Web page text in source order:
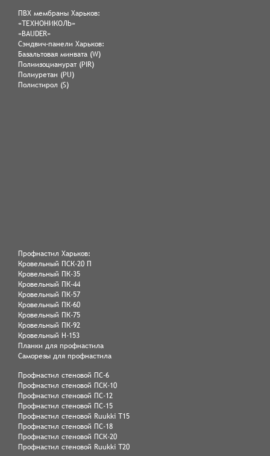
ПВХ мембраны Харьков:
«ТЕХНОНИКОЛЬ»
«BAUDER»
Сэндвич-панели Харьков:
Базальтовая минвата (W)
Полиизоцианурат (PIR)
Полиуретан (PU)
Полистирол (S)
Профнастил Харьков:
Кровельный ПСК-20 П
Кровельный ПК-35
Кровельный ПК-44
Кровельный ПК-57
Кровельный ПК-60
Кровельный ПК-75
Кровельный ПК-92
Кровельный Н-153
Планки для профнастила
Саморезы для профнастила
Профнастил стеновой ПС-6
Профнастил стеновой ПСК-10
Профнастил стеновой ПС-12
Профнастил стеновой ПС-15
Профнастил стеновой Ruukki Т15
Профнастил стеновой ПС-18
Профнастил стеновой ПСК-20
Профнастил стеновой Ruukki Т20